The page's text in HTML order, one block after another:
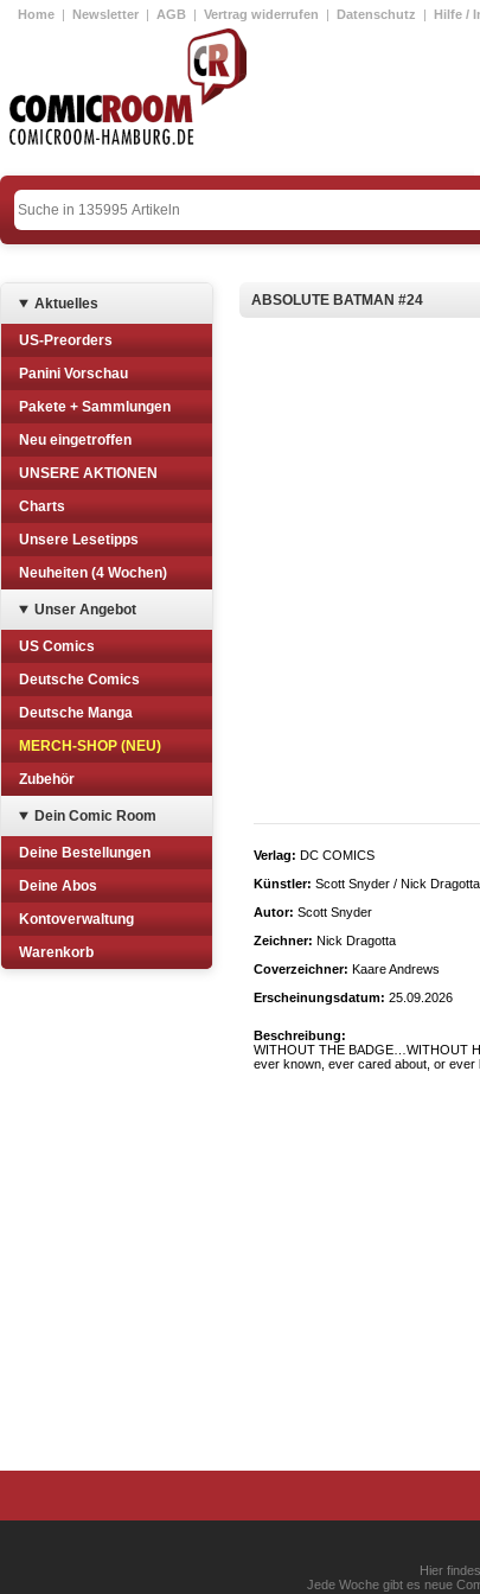
Home | Newsletter | AGB | Vertrag widerrufen | Datenschutz | Hilfe /
Aktuelles
US-Preorders
Panini Vorschau
Pakete + Sammlungen
Neu eingetroffen
UNSERE AKTIONEN
Charts
Unsere Lesetipps
Neuheiten (4 Wochen)
Unser Angebot
US Comics
Deutsche Comics
Deutsche Manga
MERCH-SHOP (NEU)
Zubehör
Dein Comic Room
Deine Bestellungen
Deine Abos
Kontoverwaltung
Warenkorb
ABSOLUTE BATMAN #24
Verlag: DC COMICS
Künstler: Scott Snyder / Nick
Autor: Scott Snyder
Zeichner: Nick Dragotta
Coverzeichner: Kaare Andrews
Erscheinungsdatum: 25.09.2026
Beschreibung:
WITHOUT THE BADGE…WITHOUT
ever known, ever cared about, or ever
Hier
Jede Woche gibt es neue